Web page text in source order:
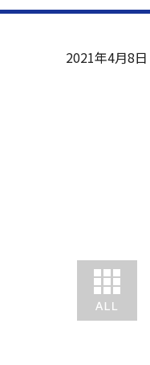
2021年4月8日